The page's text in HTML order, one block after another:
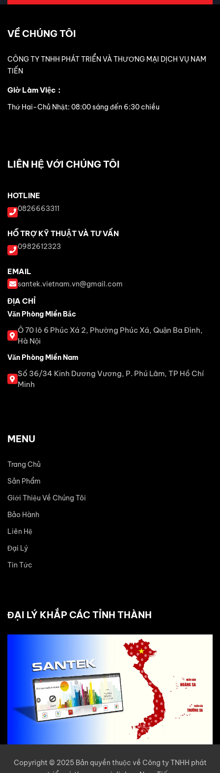
VỀ CHÚNG TÔI
CÔNG TY TNHH PHÁT TRIỂN VÀ THƯƠNG MẠI DỊCH VỤ NAM
TIẾN
Giờ Làm Việc：
Thứ Hai-Chủ Nhật: 08:00 sáng đến 6:30 chiều
LIÊN HỆ VỚI CHÚNG TÔI
HOTLINE
0826663311
HỖ TRỢ KỸ THUẬT VÀ TƯ VẤN
0982612323
EMAIL
santek.vietnam.vn@gmail.com
ĐỊA CHỈ
Văn Phòng Miền Bắc
Ô 70 lô 6 Phúc Xá 2, Phường Phúc Xá, Quận Ba Đình,
Hà Nội
Văn Phòng Miền Nam
Số 36/34 Kinh Dương Vương, P. Phú Lâm, TP Hồ Chí
Minh
MENU
Trang Chủ
Sản Phẩm
Giới Thiệu Về Chúng Tôi
Bảo Hành
Liên Hệ
Đại Lý
Tin Tức
ĐẠI LÝ KHẮP CÁC TỈNH THÀNH
Copyright © 2025 Bản quyền thuộc về Công ty TNHH phát